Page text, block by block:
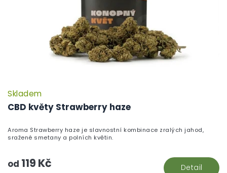
CBD květy Strawberry haze
Skladem
od 119 Kč Detail
Aroma Strawberry haze je slavnostní kombinace zralých jahod,
sražené smetany a polních květin.